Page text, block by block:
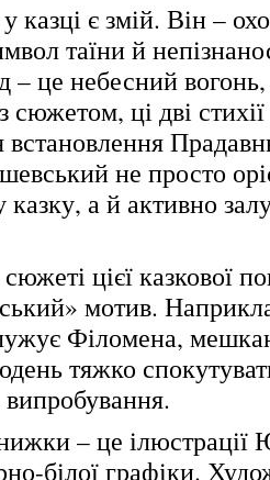
є змій. Він –
таїни й
це небесний вогонь,
сюжетом, ці дві
встановлення
не просто
а й активно
цієї казкової
мотив.
Філомена,
тяжко
– це
білої графіки.